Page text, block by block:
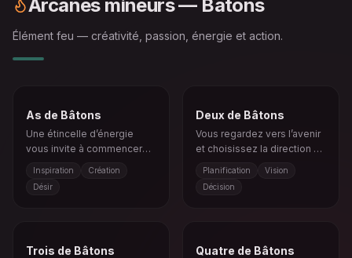
Arcanes mineurs — Bâtons
Élément feu — créativité, passion, énergie et action.
As de Bâtons
Une étincelle d’énergie
vous invite à commencer
quelque chose de vivant et
audacieux.
Inspiration
Création
Désir
Deux de Bâtons
Vous regardez vers l’avenir
et choisissez la direction de
Planification
Vision
Décision
Trois de Bâtons Quatre de Bâtons